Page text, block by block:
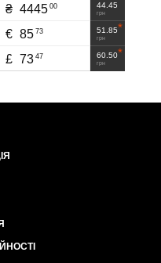
44.45
грн
₴ 4445 00
51.85
грн
€ 85 73
60.50
грн
£ 73 47